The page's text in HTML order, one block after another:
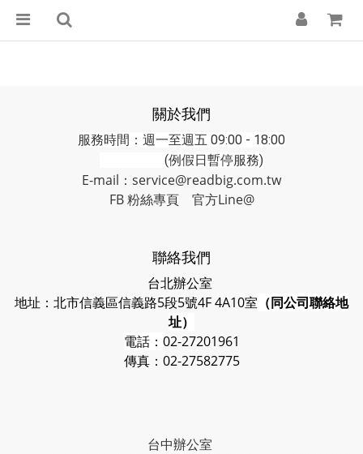
關於我們
服務時間：週一至週五 09:00 - 18:00
(例假日暫停服務)
E-mail：service@readbig.com.tw
FB 粉絲專頁
官方Line@
聯絡我們
台北辦公室
地址：北市信義區信義路5段5號4F 4A10室 （同公司聯絡地
址）
電話： 02-27201961
傳真：02-27582775
台中辦公室